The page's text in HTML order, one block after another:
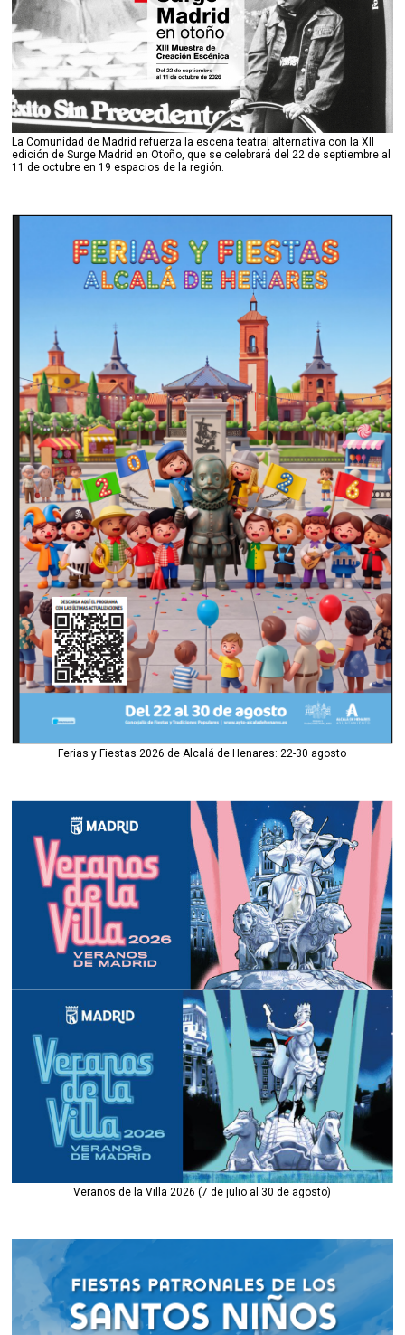
La Comunidad de Madrid refuerza la escena teatral alternativa con la XII
edición de Surge Madrid en Otoño, que se celebrará del 22 de septiembre al
11 de octubre en 19 espacios de la región.
Ferias y Fiestas 2026 de Alcalá de Henares: 22-30 agosto
Veranos de la Villa 2026 (7 de julio al 30 de agosto)